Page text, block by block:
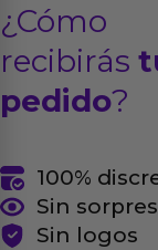
¿Cómo
recibirás
pedido?
100%
Sin
Sin logos